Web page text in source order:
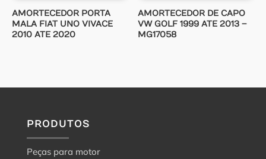
AMORTECEDOR PORTA
MALA FIAT UNO VIVACE
2010 ATE 2020
AMORTECEDOR DE CAPO
VW GOLF 1999 ATE 2013 –
MG17058
PRODUTOS
Peças para motor